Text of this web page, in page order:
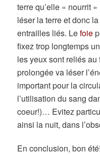
terre qu’elle « nourrit
léser la terre et donc la
entrailles liés. Lefoie
fixez trop longtemps
les yeux sont reliés
prolongée va léser
important pour la
l’utilisation du sang
coeur!)… Evitez
ainsi la nuit, dans
En conclusion, bon